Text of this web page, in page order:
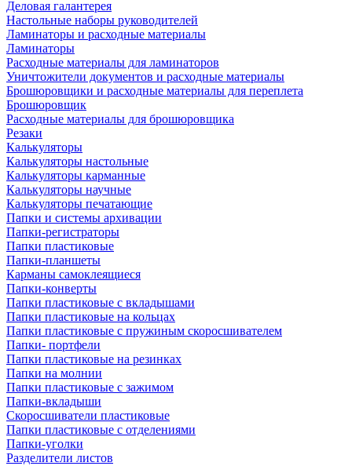
Деловая галантерея
Настольные наборы руководителей
Ламинаторы и расходные материалы
Ламинаторы
Расходные материалы для ламинаторов
Уничтожители документов и расходные материалы
Брошюровщики и расходные материалы для переплета
Брошюровщик
Расходные материалы для брошюровщика
Резаки
Калькуляторы
Калькуляторы настольные
Калькуляторы карманные
Калькуляторы научные
Калькуляторы печатающие
Папки и системы архивации
Папки-регистраторы
Папки пластиковые
Папки-планшеты
Карманы самоклеящиеся
Папки-конверты
Папки пластиковые с вкладышами
Папки пластиковые на кольцах
Папки пластиковые с пружиным скоросшивателем
Папки- портфели
Папки пластиковые на резинках
Папки на молнии
Папки пластиковые с зажимом
Папки-вкладыши
Скоросшиватели пластиковые
Папки пластиковые с отделениями
Папки-уголки
Разделители листов